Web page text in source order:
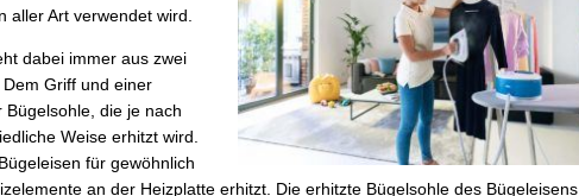
aller Art verwendet wird.
dabei immer aus zwei
Griff und einer
Bügelsohle, die je nach
Weise erhitzt wird.
für gewöhnlich
an der Heizplatte erhitzt. Die erhitzte Bügelsohle des Bügeleisens